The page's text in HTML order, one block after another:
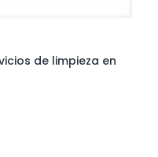
de limpieza en